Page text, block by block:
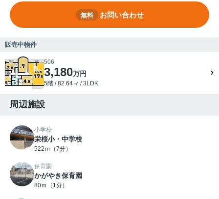
無料 お問い合わせ
販売中物件
506
3,180万円
5階 / 82.64㎡ / 3LDK
周辺施設
小学校
栄桜小・中学校
522ｍ（7分）
保育園
かがやき保育園
80ｍ（1分）